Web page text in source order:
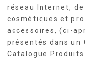
réseau Internet,
cosmétiques et
accessoires, (ci-
présentés dans un
Catalogue